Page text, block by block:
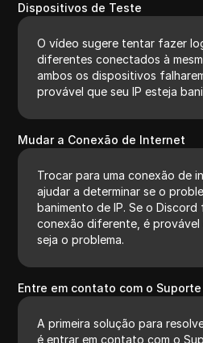
Dispositivos de Teste
O vídeo sugere tentar fazer
diferentes conectados à
ambos os dispositivos
provável que seu IP esteja
Mudar a Conexão de Internet
Trocar para uma conexão de
ajudar a determinar se o
banimento de IP. Se o Discord
conexão diferente, é provável
seja o problema.
Entre em contato com o
A primeira solução para
é entrar em contato com o